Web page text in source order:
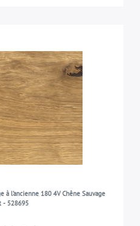
à l'ancienne 180 4V Chêne Sauvage
- 528695